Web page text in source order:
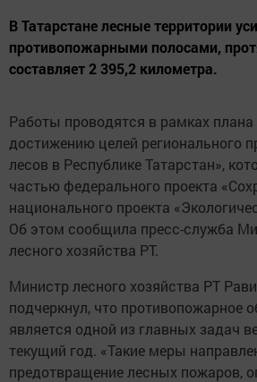
В Татарстане лесные территории
противопожарными полосами,
составляет 2 395,2 километра.
Работы проводятся в рамках
достижению целей регионального
лесов в Республике Татарстан»,
частью федерального проекта
национального проекта
Об этом сообщила пресс-служба
лесного хозяйства РТ.
Министр лесного хозяйства РТ
подчеркнул, что противопожарное
является одной из главных задач
текущий год. «Такие меры
предотвращение лесных пожаров,